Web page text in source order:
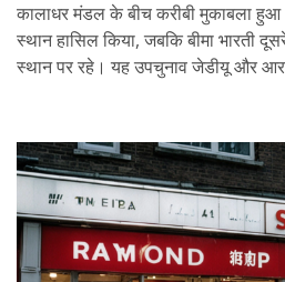
कालाधर मंडल के बीच करीबी मुकाबला
स्थान हासिल किया, जबकि बीमा भारती
स्थान पर रहे। यह उपचुनाव जेडीयू और